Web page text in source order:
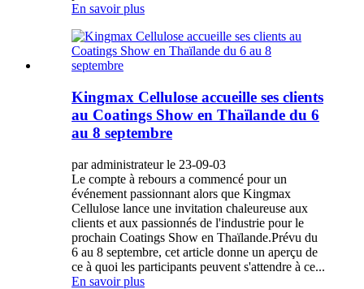
En savoir plus
Kingmax Cellulose accueille ses clients
au Coatings Show en Thaïlande du 6
au 8 septembre
par administrateur le 23-09-03
Le compte à rebours a commencé pour un
événement passionnant alors que Kingmax
Cellulose lance une invitation chaleureuse aux
clients et aux passionnés de l'industrie pour le
prochain Coatings Show en Thaïlande.Prévu du
6 au 8 septembre, cet article donne un aperçu de
ce à quoi les participants peuvent s'attendre à ce...
En savoir plus